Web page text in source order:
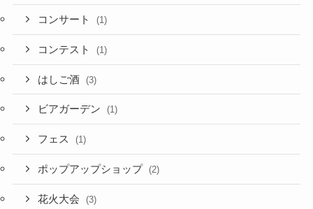
コンサート (1)
コンテスト (1)
はしご酒 (3)
ビアガーデン (1)
フェス (1)
ポップアップショップ (2)
花火大会 (3)